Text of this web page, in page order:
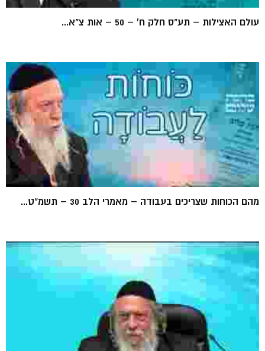
עולם האצילות – תע"ס חלק ח' – 50 – אות צ"א...
מהם הכוחות שצריכים בעבודה – מאמרי הלב 30 – תשמ"ט...